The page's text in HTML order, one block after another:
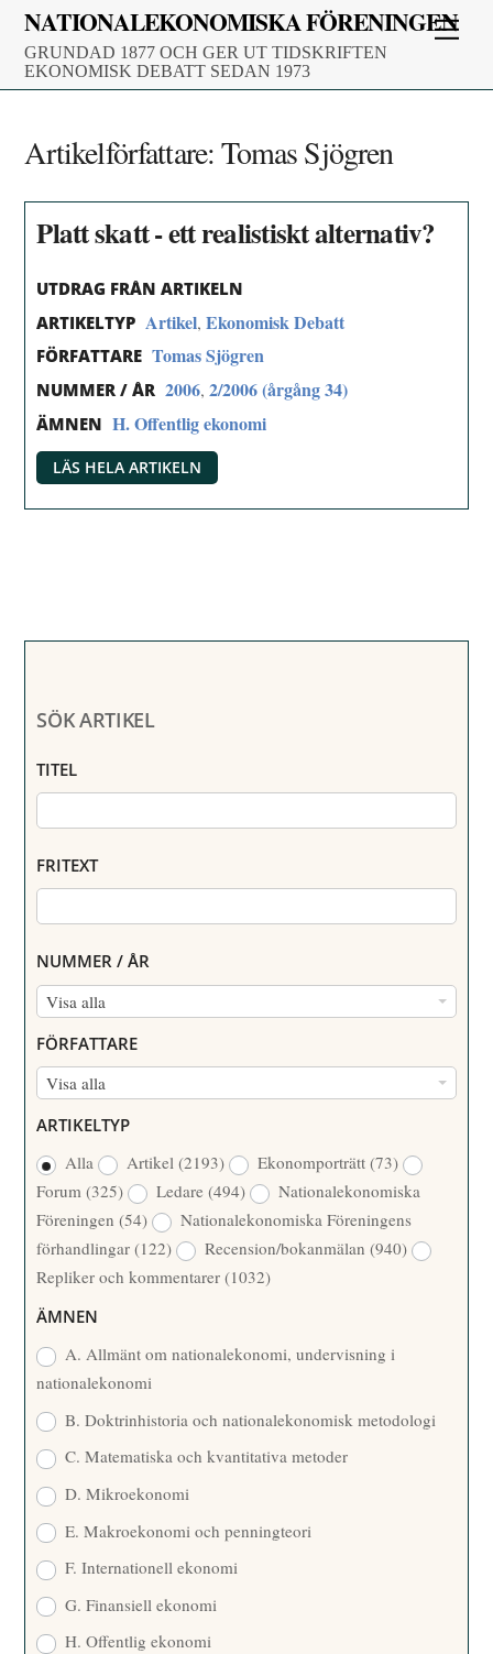
Skip
content
NATIONALEKONOMISKA FÖRENINGEN
GRUNDAD 1877 OCH GER UT TIDSKRIFTEN
EKONOMISK DEBATT SEDAN 1973
Artikelförfattare:Tomas Sjögren
Platt skatt - ett realistiskt alternativ?
UTDRAG FRÅN ARTIKELN
ARTIKELTYP Artikel,Ekonomisk Debatt
FÖRFATTARE Tomas Sjögren
NUMMER / ÅR 2006,2/2006 (årgång 34)
ÄMNEN H. Offentlig ekonomi
LÄS HELA ARTIKELN
SÖK ARTIKEL
TITEL
FRITEXT
NUMMER / ÅR
Visa alla
N
M
M
/
Å
R
FÖRFATTARE
Visa alla
R
F
A
T
T
A
R
ARTIKELTYP
Alla
Artikel(2193) Ekonomporträtt(73)
Forum(325) Ledare(494)
Nationalekonomiska
Föreningen(54)
Nationalekonomiska Föreningens
förhandlingar(122) Recension/bokanmälan(940)
Repliker och kommentarer(1032)
ÄMNEN
A. Allmänt om nationalekonomi, undervisning i
nationalekonomi
B. Doktrinhistoria och nationalekonomisk metodologi
C. Matematiska och kvantitativa metoder
D. Mikroekonomi
E. Makroekonomi och penningteori
F. Internationell ekonomi
G. Finansiell ekonomi
H. Offentlig ekonomi